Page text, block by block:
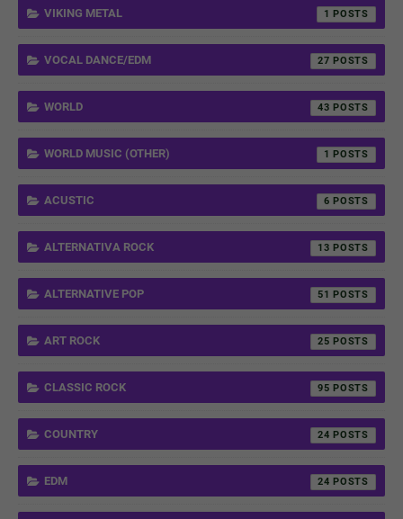
VIKING METAL 1
VOCAL DANCE/EDM 27
WORLD 43
WORLD MUSIC (OTHER) 1
ACUSTIC 6
ALTERNATIVA ROCK 13
ALTERNATIVE POP 51
ART ROCK 25
CLASSIC ROCK 95
COUNTRY 24
EDM 24